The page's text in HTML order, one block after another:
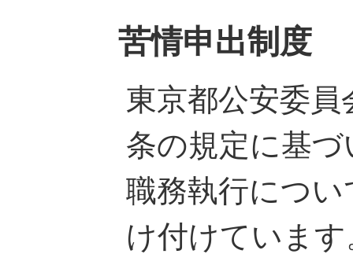
苦情申出制度
東京都公安委
条の規定に基
職務執行につ
け付けています